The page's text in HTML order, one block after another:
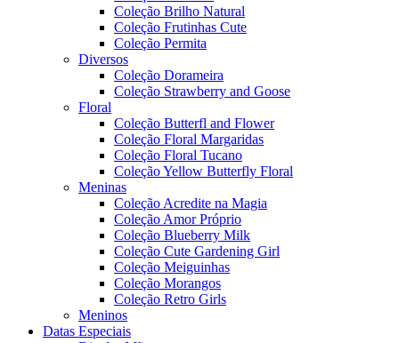
Coleção Brilho Natural
Coleção Frutinhas Cute
Coleção Permita
Diversos
Coleção Dorameira
Coleção Strawberry and Goose
Floral
Coleção Butterfl and Flower
Coleção Floral Margaridas
Coleção Floral Tucano
Coleção Yellow Butterfly Floral
Meninas
Coleção Acredite na Magia
Coleção Amor Próprio
Coleção Blueberry Milk
Coleção Cute Gardening Girl
Coleção Meiguinhas
Coleção Morangos
Coleção Retro Girls
Meninos
Datas Especiais